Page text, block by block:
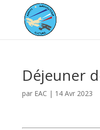
Déjeuner
par EAC | 14 Avr 2023